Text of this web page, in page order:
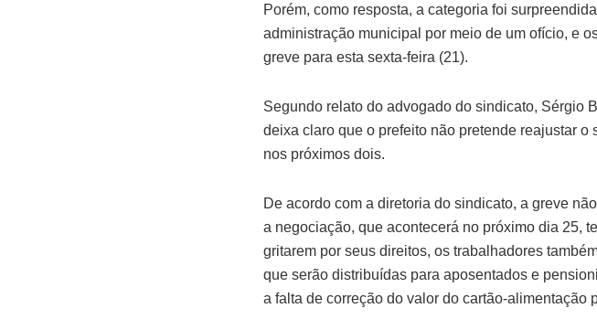
Porém, como resposta, a categoria foi
administração municipal por meio de um ofício, e
greve para esta sexta-feira (21).
Segundo relato do advogado do sindicato, Sérgio
deixa claro que o prefeito não pretende reajustar
nos próximos dois.
De acordo com a diretoria do sindicato, a greve
a negociação, que acontecerá no próximo dia 25,
gritarem por seus direitos, os trabalhadores
que serão distribuídas para aposentados e
a falta de correção do valor do cartão-alimentação